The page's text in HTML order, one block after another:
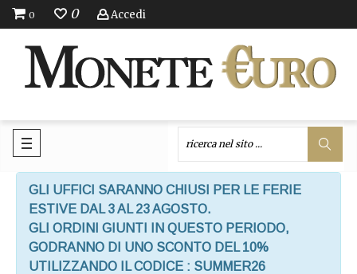
0 0 Accedi
GLI UFFICI SARANNO CHIUSI PER LE FERIE
ESTIVE DAL 3 AL 23 AGOSTO.
GLI ORDINI GIUNTI IN QUESTO PERIODO,
GODRANNO DI UNO SCONTO DEL 10%
UTILIZZANDO IL CODICE : SUMMER26